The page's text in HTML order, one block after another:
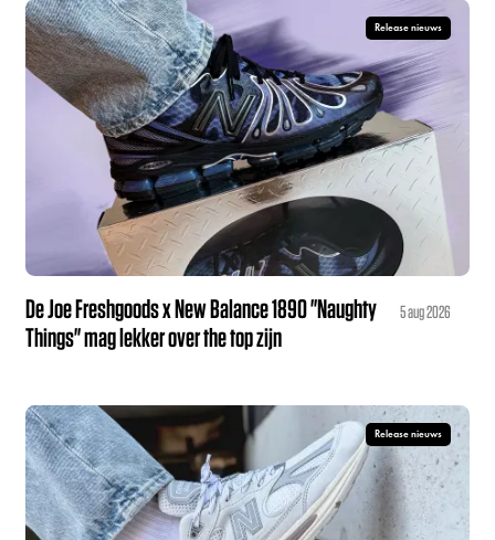
Release nieuws
De Joe Freshgoods x New Balance 1890 "Naughty
Things" mag lekker over the top zijn
5 aug 2026
Release nieuws